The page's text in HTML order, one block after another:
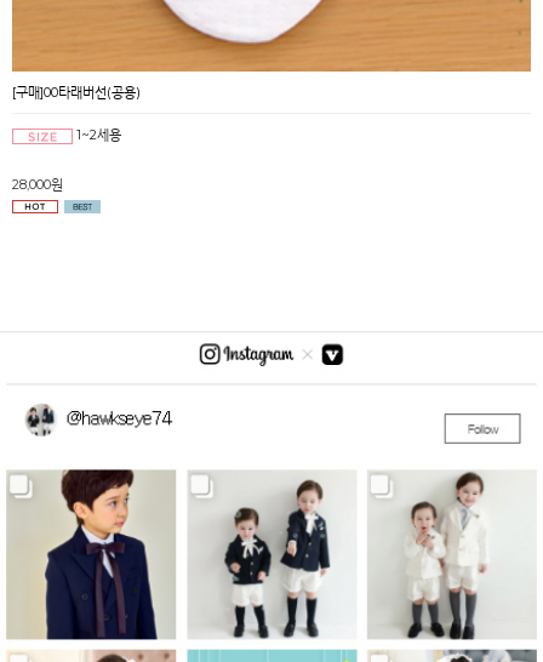
[구매]00타래버선(공용)
1~2세용
28,000원